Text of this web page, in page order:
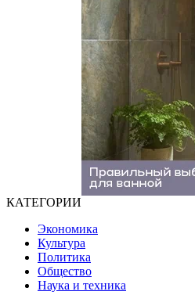
КАТЕГОРИИ
Экономика
Культура
Политика
Общество
Наука и техника